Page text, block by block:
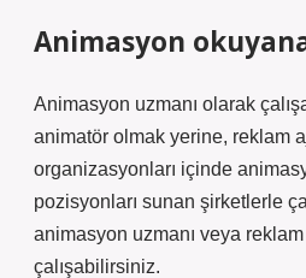
Animasyon
Animasyon uzmanı olarak
animatör olmak yerine, reklam
organizasyonları içinde
pozisyonları sunan şirketlerle
animasyon uzmanı veya reklam
çalışabilirsiniz.